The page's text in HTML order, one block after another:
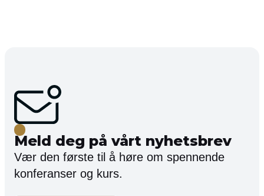
Meld deg på vårt nyhetsbrev
Vær den første til å høre om spennende
konferanser og kurs.